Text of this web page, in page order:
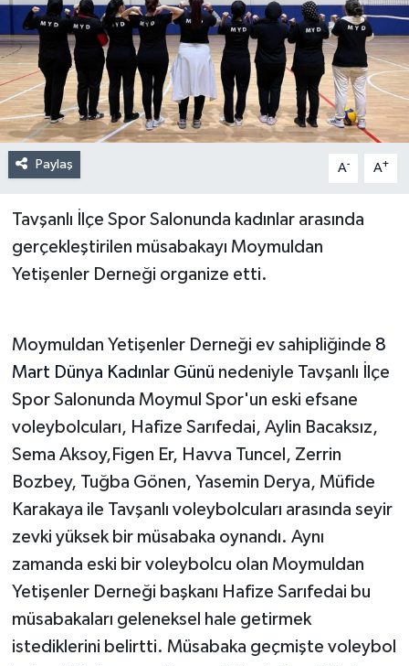
Paylaş A- A+
Tavşanlı İlçe Spor Salonunda kadınlar arasında
gerçekleştirilen müsabakayı Moymuldan
Yetişenler Derneği organize etti.
Moymuldan Yetişenler Derneği ev sahipliğinde 8
Mart Dünya Kadınlar Günü nedeniyle Tavşanlı İlçe
Spor Salonunda Moymul Spor'un eski efsane
voleybolcuları, Hafize Sarıfedai, Aylin Bacaksız,
Sema Aksoy,Figen Er, Havva Tuncel, Zerrin
Bozbey, Tuğba Gönen, Yasemin Derya, Müfide
Karakaya ile Tavşanlı voleybolcuları arasında seyir
zevki yüksek bir müsabaka oynandı. Aynı
zamanda eski bir voleybolcu olan Moymuldan
Yetişenler Derneği başkanı Hafize Sarıfedai bu
müsabakaları geleneksel hale getirmek
istediklerini belirtti. Müsabaka geçmişte voleybol